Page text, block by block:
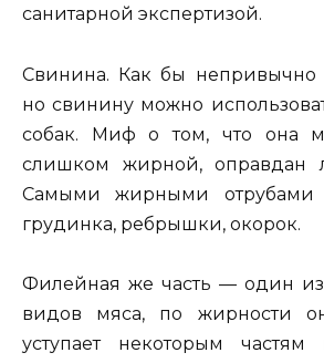
санитарной экспертизой.
Свинина. Как бы непривычно
но свинину можно
собак. Миф о том, что она
слишком жирной, оправдан
Самыми жирными отрубами
грудинка, ребрышки, окорок.
Филейная же часть — один из
видов мяса, по жирности
уступает некоторым